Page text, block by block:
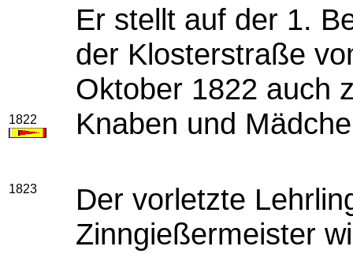
1822
Er stellt auf der 1.
der Klosterstraße
Oktober 1822 auch
Knaben und
1823
Der vorletzte
Zinngießermeister